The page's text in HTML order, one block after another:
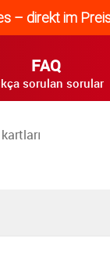
– direkt im
FAQ
sorulan sorular